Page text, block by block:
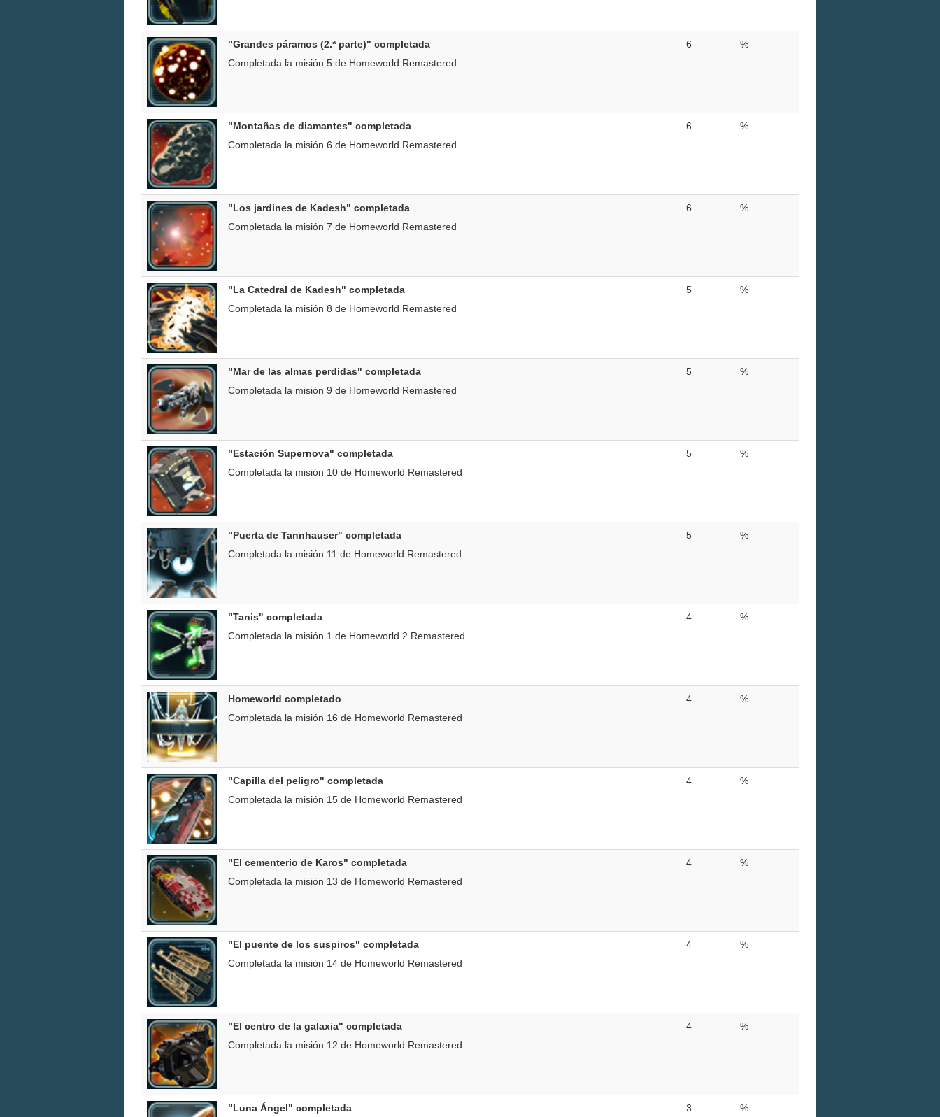
"Grandes páramos (2.ª parte)" completada
Completada la misión 5 de Homeworld Remastered
6 %
"Montañas de diamantes" completada
Completada la misión 6 de Homeworld Remastered
6 %
"Los jardines de Kadesh" completada
Completada la misión 7 de Homeworld Remastered
6 %
"La Catedral de Kadesh" completada
Completada la misión 8 de Homeworld Remastered
5 %
"Mar de las almas perdidas" completada
Completada la misión 9 de Homeworld Remastered
5 %
"Estación Supernova" completada
Completada la misión 10 de Homeworld Remastered
5 %
"Puerta de Tannhauser" completada
Completada la misión 11 de Homeworld Remastered
5 %
"Tanis" completada
Completada la misión 1 de Homeworld 2 Remastered
4 %
Homeworld completado
Completada la misión 16 de Homeworld Remastered
4 %
"Capilla del peligro" completada
Completada la misión 15 de Homeworld Remastered
4 %
"El cementerio de Karos" completada
Completada la misión 13 de Homeworld Remastered
4 %
"El puente de los suspiros" completada
Completada la misión 14 de Homeworld Remastered
4 %
"El centro de la galaxia" completada
Completada la misión 12 de Homeworld Remastered
4 %
"Luna Ángel" completada 3 %